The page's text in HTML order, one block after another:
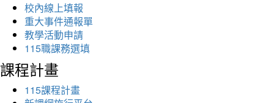
校內線上填報
重大事件通報單
教學活動申請
115職課務選填
課程計畫
115課程計畫